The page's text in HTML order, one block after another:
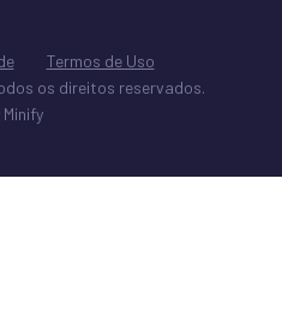
Termos de Uso
os direitos reservados.
Minify